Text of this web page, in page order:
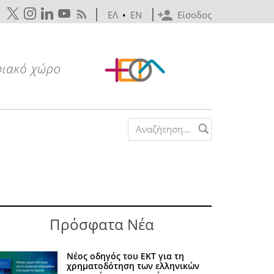
Είσοδος
ΕΛ • EN
Search form
Πρόσφατα Νέα
Νέος οδηγός του ΕΚΤ για τη
χρηματοδότηση των ελληνικών